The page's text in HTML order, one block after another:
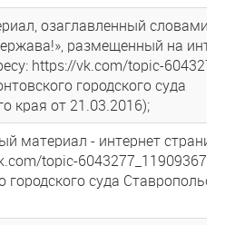
озаглавленный словами
размещенный на
https://vk.com/topic-
городского суда
края от 21.03.2016);
материал - интернет
topic-6043277_11909367
городского суда